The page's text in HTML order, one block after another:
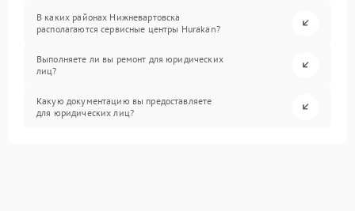
В каких районах Нижневартовска
располагаются сервисные центры Hurakan?
Выполняете ли вы ремонт для юридических
лиц?
Какую документацию вы предоставляете
для юридических лиц?